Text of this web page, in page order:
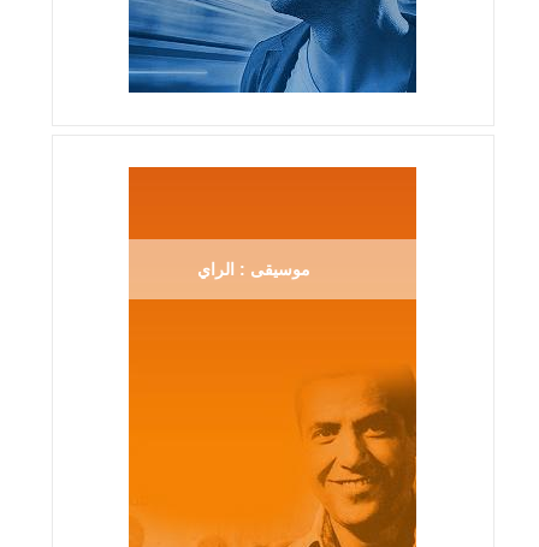
موسيقى : الراي